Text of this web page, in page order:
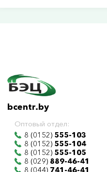
bcentr.by
Оптовый отдел:
8 (0152) 555-103
8 (0152) 555-104
8 (0152) 555-105
8 (029) 889-46-41
8 (044) 741-46-41